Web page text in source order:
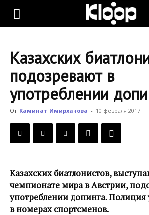
KLOOP.KG
Новости
Кыргызстана
Казахских
подозревают в
употреблении
От Каминат Имирханова - 10 февраля 2017
Казахских биатлонистов,
чемпионате мира в Австрии,
употреблении допинга. Полиция
в номерах спортсменов.